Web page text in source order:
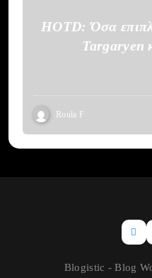
HOTD: Όσα
Targaryen
Roula F
Blogistic - Blog